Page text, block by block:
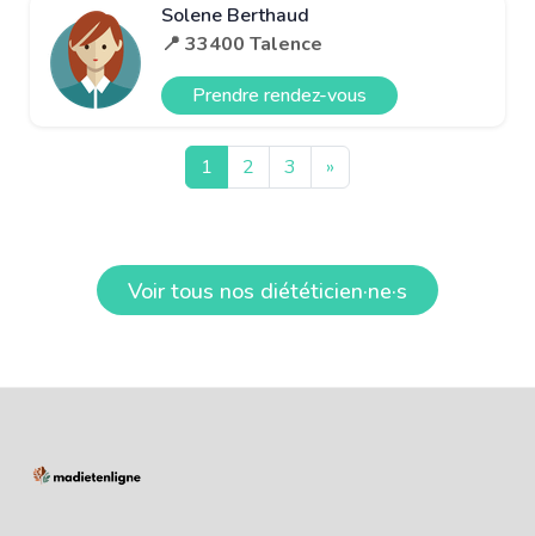
Solene Berthaud
📍 33400 Talence
Prendre rendez-vous
1 2 3 »
Voir tous nos diététicien·ne·s